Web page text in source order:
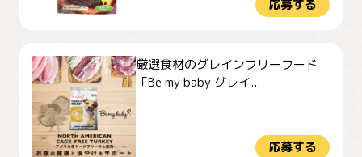
応募する
厳選食材のグレインフリーフード
「Be my baby グレイ...
応募する